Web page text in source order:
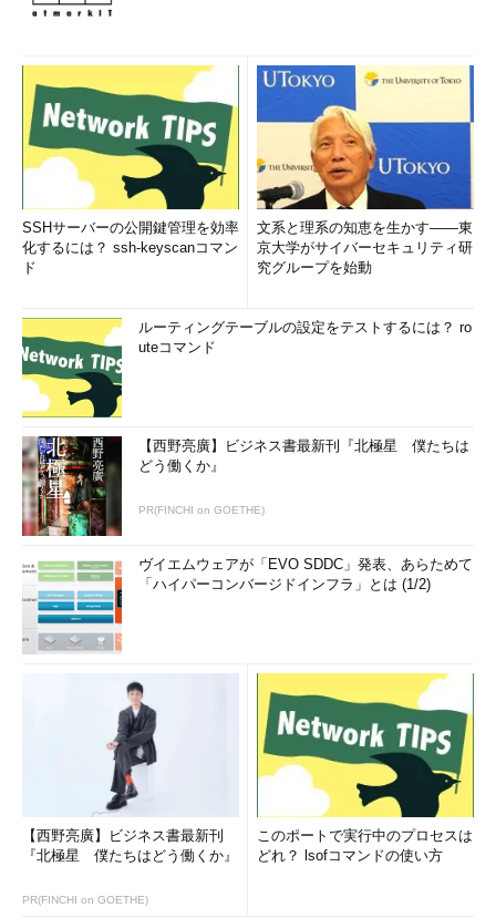
SSHサーバーの公開鍵管理を効率
化するには？ ssh-keyscanコマン
ド
文系と理系の知恵を生かす――東
京大学がサイバーセキュリティ研
究グループを始動
ルーティングテーブルの設定をテストするには？ ro
uteコマンド
【西野亮廣】ビジネス書最新刊『北極星 僕たちは
どう働くか』
PR(FINCHI on GOETHE)
ヴイエムウェアが「EVO SDDC」発表、あらためて
「ハイパーコンバージドインフラ」とは (1/2)
【西野亮廣】ビジネス書最新刊
『北極星 僕たちはどう働くか』
PR(FINCHI on GOETHE)
このポートで実行中のプロセスは
どれ？ lsofコマンドの使い方